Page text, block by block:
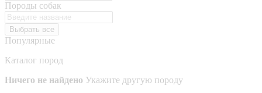
Породы собак
Выбрать все
Популярные
Каталог пород
Ничего не найдено Укажите другую породу